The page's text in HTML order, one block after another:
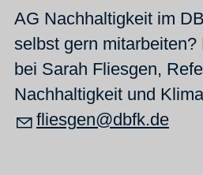
AG Nachhaltigkeit im
selbst gern mitarbeiten?
bei Sarah Fliesgen,
Nachhaltigkeit und
fl
sg n dbfk d